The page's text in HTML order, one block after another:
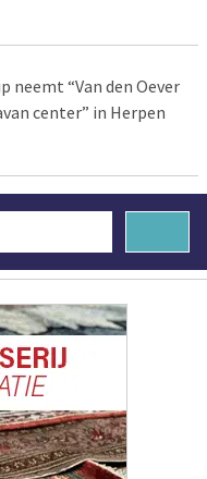
neemt “Van den Oever
center” in Herpen